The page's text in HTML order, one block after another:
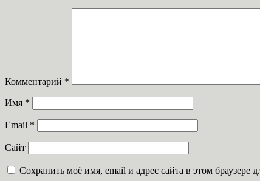
Комментарий *
Имя *
Email *
Сайт
Сохранить моё имя, email и адрес сайта в этом